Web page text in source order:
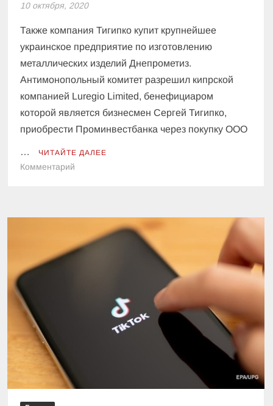
10 октября, 2020
Также компания Тигипко купит крупнейшее
украинское предприятие по изготовлению
металлических изделий Днепрометиз.
Антимонопольный комитет разрешил кипрской
компанией Luregio Limited, бенефициаром
которой является бизнесмен Сергей Тигипко,
приобрести Проминвестбанка через покупку ООО
… ЧИТАЙТЕ ДАЛЕЕ
Комментарий
Проминвестбанка
компанией
Тигипко